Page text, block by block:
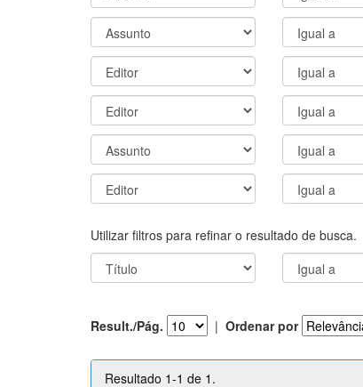
Utilizar filtros para refinar o resultado de busca.
Result./Pág. | Ordenar por
Resultado 1-1 de 1.